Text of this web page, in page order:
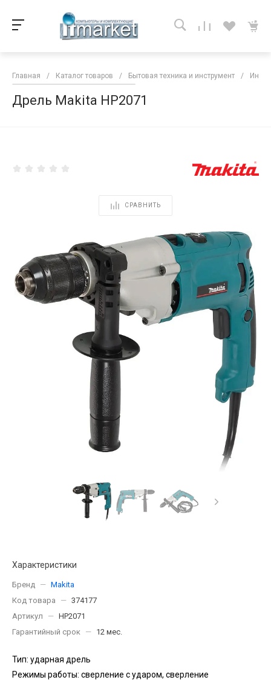
Главная / Каталог товаров / Бытовая техника и инструмент /
Дрель Makita HP2071
СРАВНИТЬ
Характеристики
Бренд — Makita
Код товара
— 374177
Артикул
— HP2071
Гарантийный срок
— 12 мес.
Тип: ударная дрель
Режимы работы: сверление с ударом, сверление